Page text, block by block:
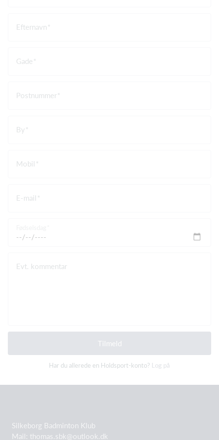
Efternavn
Gade
Postnummer
By
Mobil
E-mail
Evt. kommentar
Tilmeld
Har du allerede en Holdsport-konto? Log på
Silkeborg Badminton Klub
Mail: thomas.sbk@outlook.dk